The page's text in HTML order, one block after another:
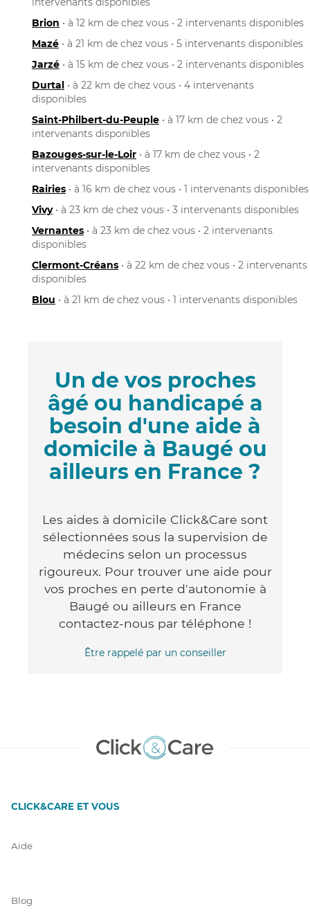
Brion • à 12 km de chez vous • 2 intervenants disponibles
Mazé • à 21 km de chez vous • 5 intervenants disponibles
Jarzé • à 15 km de chez vous • 2 intervenants disponibles
Durtal • à 22 km de chez vous • 4 intervenants
disponibles
Saint-Philbert-du-Peuple • à 17 km de chez vous • 2
intervenants disponibles
Bazouges-sur-le-Loir • à 17 km de chez vous • 2
intervenants disponibles
Rairies • à 16 km de chez vous • 1 intervenants disponibles
Vivy• à 23 km de chez vous • 3 intervenants disponibles
Vernantes • à 23 km de chez vous • 2 intervenants
disponibles
Clermont-Créans • à 22 km de chez vous • 2 intervenants
disponibles
Blou • à 21 km de chez vous • 1 intervenants disponibles
Un de vos proches
âgé ou handicapé a
besoin d'une aide à
domicile à Baugé ou
ailleurs en France ?
Les aides à domicile Click&Care sont
sélectionnées sous la supervision de
médecins selon un processus
rigoureux. Pour trouver une aide pour
vos proches en perte d'autonomie à
Baugé ou ailleurs en France
contactez-nous par téléphone !
Être rappelé par un conseiller
CLICK&CARE ET VOUS
Aide
Blog